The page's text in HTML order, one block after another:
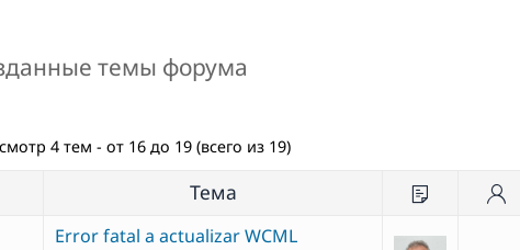
темы форума
4 тем - от 16 до 19 (всего из 19)
Тема
Error fatal a actualizar WCML